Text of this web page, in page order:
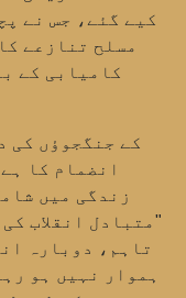
کیے گئے، جس نے
مسلح تنازعے
کامیابی کے
انضمام کا
زندگی میں
"متبادل انقلاب
تاہم، دوبارہ
ہموار نہیں ہو